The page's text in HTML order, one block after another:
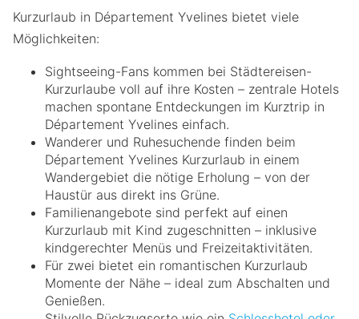
Kurzurlaub in Département Yvelines bietet viele
Möglichkeiten:
Sightseeing-Fans kommen bei Städtereisen-
Kurzurlaube voll auf ihre Kosten – zentrale Hotels
machen spontane Entdeckungen im Kurztrip in
Département Yvelines einfach.
Wanderer und Ruhesuchende finden beim
Département Yvelines Kurzurlaub in einem
Wandergebiet die nötige Erholung – von der
Haustür aus direkt ins Grüne.
Familienangebote sind perfekt auf einen
Kurzurlaub mit Kind zugeschnitten – inklusive
kindgerechter Menüs und Freizeitaktivitäten.
Für zwei bietet ein romantischen Kurzurlaub
Momente der Nähe – ideal zum Abschalten und
Genießen.